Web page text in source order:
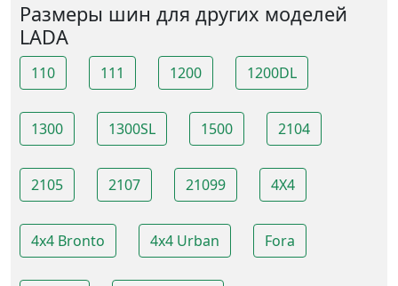
Размеры шин для других моделей
LADA
110 111 1200 1200DL
1300 1300SL 1500 2104
2105 2107 21099 4X4
4x4 Bronto 4x4 Urban Fora